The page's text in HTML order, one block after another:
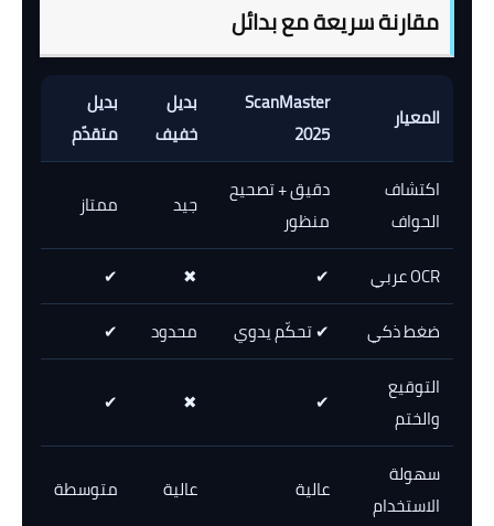
مقارنة سريعة مع بدائل
المعيار
ScanMaster
2025
بديل
خفيف
بديل
متقدّم
اكتشاف
الحواف
دقيق + تصحيح
منظور
جيد ممتاز
OCR عربي ✔
✖
✔
ضغط ذكي
✔ تحكّم يدوي محدود
✔
التوقيع
والختم
✔
✖
✔
سهولة
الاستخدام
عالية عالية متوسطة